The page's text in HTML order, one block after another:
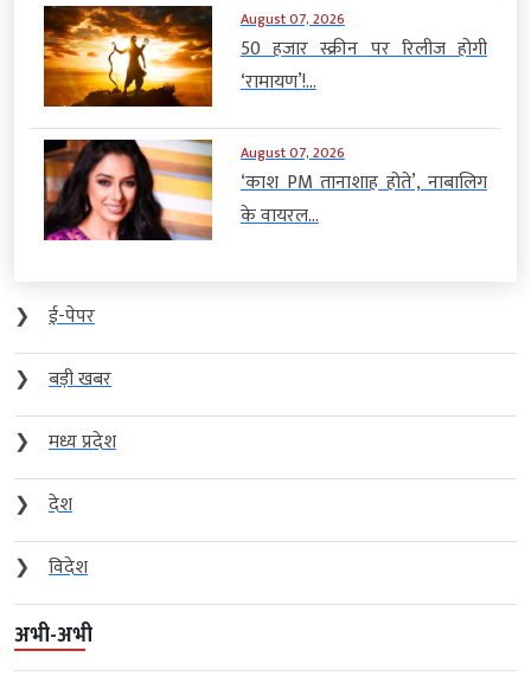
August 07, 2026
50 हजार स्क्रीन पर रिलीज होगी
‘रामायण’!...
August 07, 2026
‘काश PM तानाशाह होते’, नाबालिग
के वायरल...
❯
ई-पेपर
❯
बड़ी खबर
❯
मध्य प्रदेश
❯
देश
❯
विदेश
अभी-अभी